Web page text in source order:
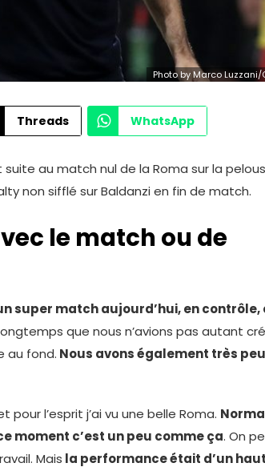
Photo by Marco
Threads WhatsApp
suite au match nul de la Roma sur la
non sifflé sur Baldanzi en fin de match.
le match ou de
super match aujourd’hui, en
que nous n’avions pas autant
au fond. Nous avons également très
l’esprit j’ai vu une belle Roma.
moment c’est un peu comme ça. On
Mais la performance était d’un